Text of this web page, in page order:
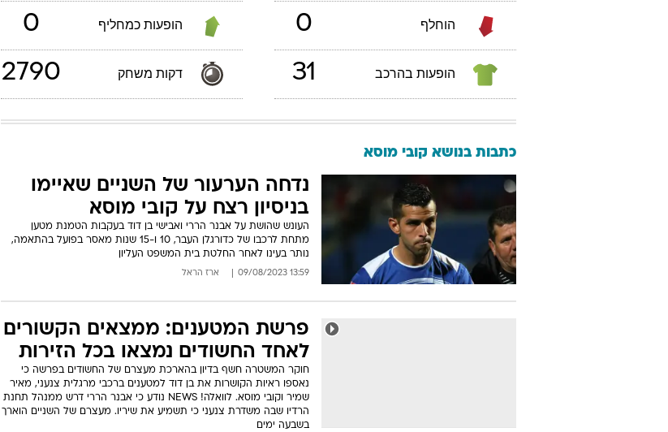
הוחלף 0 הופעות כמחליף 0
הופעות בהרכב 31 דקות משחק 2790
כתבות בנושא קובי מוסא
נדחה הערעור של השניים שאיימו
בניסיון רצח על קובי מוסא
העונש שהושת על אבנר הררי ואבישי בן דוד בעקבות הטמנת מטען
מתחת לרכבו של כדורגלן העבר, 10 ו-15 שנות מאסר בפועל בהתאמה,
נותר בעינו לאחר החלטת בית המשפט העליון
13:59 09/08/2023 ארז הראל
פרשת המטענים: ממצאים הקשורים
לאחד החשודים נמצאו בכל הזירות
חוקר המשטרה חשף בדיון בהארכת מעצרם של החשודים בפרשה כי
נאספו ראיות הקושרות את בן דוד למטענים ברכבי מרגלית צנעני, מאיר
שמיר וקובי מוסא. לוואלה! NEWS נודע כי אבנר הררי דרש ממנהל תחנת
הרדיו שבה משדרת צנעני כי תשמיע את שיריו. מעצרם של השניים הוארך
בשבעה ימים